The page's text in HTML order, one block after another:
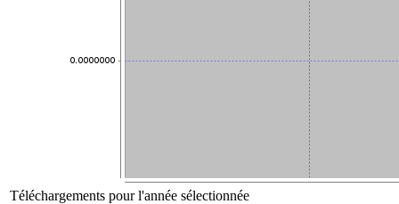
Téléchargements pour l'année sélectionnée